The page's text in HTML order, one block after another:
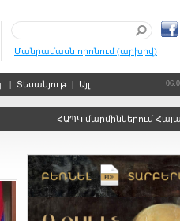
Մանրամասն որոնում (արխիվ)
| Տեսանյութ | Այլ
ՀԱՊԿ մարմիններում